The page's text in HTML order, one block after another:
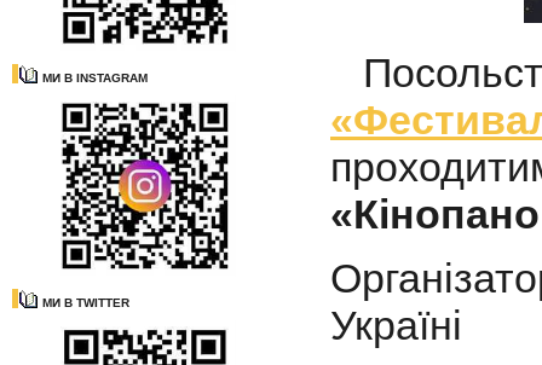
МИ В INSTAGRAM
МИ В TWITTER
Україні